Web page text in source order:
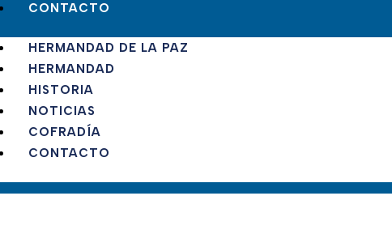
CONTACTO
HERMANDAD DE LA PAZ
HERMANDAD
HISTORIA
NOTICIAS
COFRADÍA
CONTACTO